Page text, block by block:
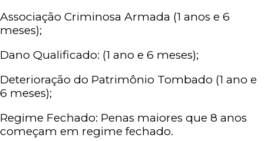
Associação Criminosa Armada (1 anos e 6
meses);
Dano Qualificado: (1 ano e 6 meses);
Deterioração do Patrimônio Tombado (1 ano e
6 meses);
Regime Fechado: Penas maiores que 8 anos
começam em regime fechado.